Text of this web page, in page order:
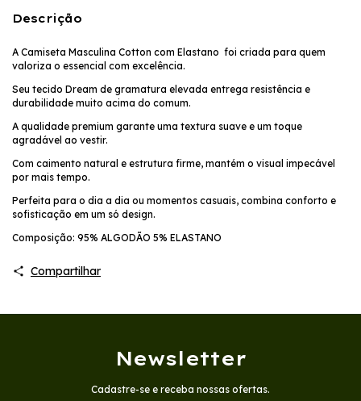
Descrição
A Camiseta Masculina Cotton com Elastano foi criada para quem
valoriza o essencial com excelência.
Seu tecido Dream de gramatura elevada entrega resistência e
durabilidade muito acima do comum.
A qualidade premium garante uma textura suave e um toque
agradável ao vestir.
Com caimento natural e estrutura firme, mantém o visual impecável
por mais tempo.
Perfeita para o dia a dia ou momentos casuais, combina conforto e
sofisticação em um só design.
Composição: 95% ALGODÃO 5% ELASTANO
Compartilhar
Newsletter
Cadastre-se e receba nossas ofertas.